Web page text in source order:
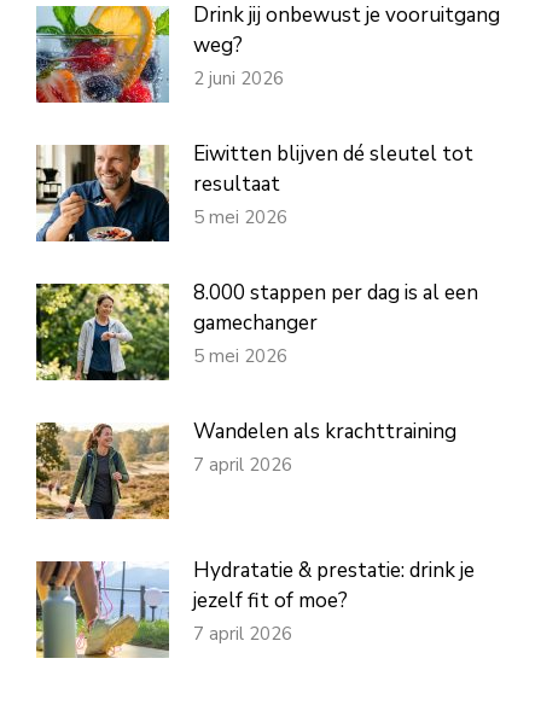
Drink jij onbewust je vooruitgang
weg?
2 juni 2026
Eiwitten blijven dé sleutel tot
resultaat
5 mei 2026
8.000 stappen per dag is al een
gamechanger
5 mei 2026
Wandelen als krachttraining
7 april 2026
Hydratatie & prestatie: drink je
jezelf fit of moe?
7 april 2026